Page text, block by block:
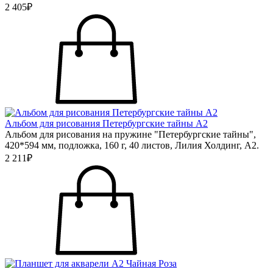
2 405₽
Альбом для рисования Петербургские тайны А2
Альбом для рисования на пружине "Петербургские тайны",
420*594 мм, подложка, 160 г, 40 листов, Лилия Холдинг, А2.
2 211₽